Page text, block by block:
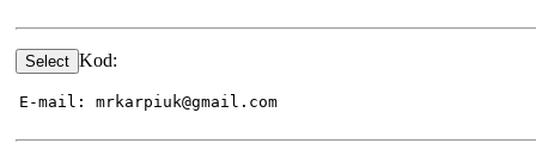
Kod:
E-mail: mrkarpiuk@gmail.com